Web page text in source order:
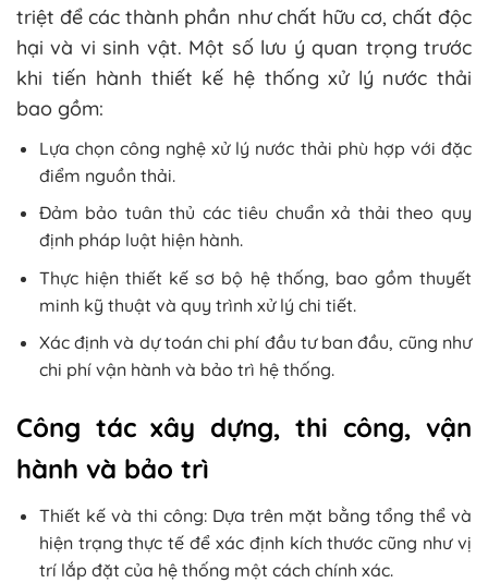
triệt để các thành phần như chất hữu cơ, chất độc
hại và vi sinh vật. Một số lưu ý quan trọng trước
khi tiến hành thiết kế hệ thống xử lý nước thải
bao gồm:
Lựa chọn công nghệ xử lý nước thải phù hợp với đặc
điểm nguồn thải.
Đảm bảo tuân thủ các tiêu chuẩn xả thải theo quy
định pháp luật hiện hành.
Thực hiện thiết kế sơ bộ hệ thống, bao gồm thuyết
minh kỹ thuật và quy trình xử lý chi tiết.
Xác định và dự toán chi phí đầu tư ban đầu, cũng như
chi phí vận hành và bảo trì hệ thống.
Công tác xây dựng, thi công, vận
hành và bảo trì
Thiết kế và thi công: Dựa trên mặt bằng tổng thể và
hiện trạng thực tế để xác định kích thước cũng như vị
trí lắp đặt của hệ thống một cách chính xác.